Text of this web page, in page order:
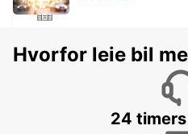
DRESDEN - GERMANY
Hvorfor leie bil
24